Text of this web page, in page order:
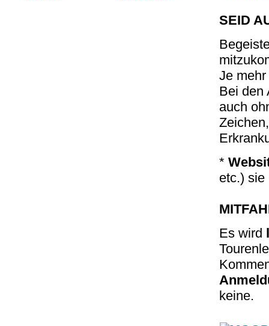
SEID
Je
Bei den
auch
*
etc.) sie
Es wird
keine.